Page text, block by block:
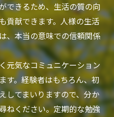
できるため、生活の質の向
貢献できます。人様の生活
、本当の意味での信頼関係
元気なコミュニケーション
す。経験者はもちろん、初
してまいりますので、分か
ねください。定期的な勉強